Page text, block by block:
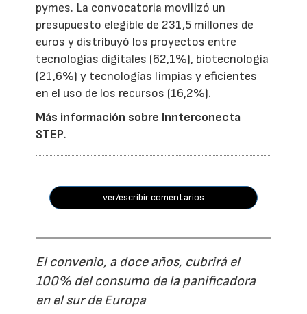
pymes. La convocatoria movilizó un
presupuesto elegible de 231,5 millones de
euros y distribuyó los proyectos entre
tecnologías digitales (62,1%), biotecnología
(21,6%) y tecnologías limpias y eficientes
en el uso de los recursos (16,2%).
Más información sobre Innterconecta
STEP.
ver/escribir comentarios
El convenio, a doce años, cubrirá el
100% del consumo de la panificadora
en el sur de Europa